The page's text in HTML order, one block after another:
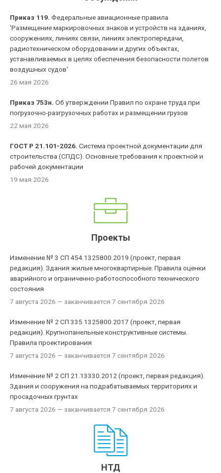
Приказ 119. Федеральные авиационные правила
'Размещение маркировочных знаков и устройств на зданиях,
сооружениях, линиях связи, линиях электропередачи,
радиотехническом оборудовании и других объектах,
устанавливаемых в целях обеспечения безопасности полетов
воздушных судов'
26 мая 2026
Приказ 753н. Об утверждении Правил по охране труда при
погрузочно-разгрузочных работах и размещении грузов
22 мая 2026
ГОСТ Р 21.101-2026. Система проектной документации для
строительства (СПДС). Основные требования к проектной и
рабочей документации
19 мая 2026
Проекты
Изменение № 3 СП 454.1325800.2019 (проект, первая
редакция). Здания жилые многоквартирные. Правила оценки
аварийного и ограниченно-работоспособного технического
состояния
7 августа 2026 — заканчивается 7 сентября 2026
Изменение № 2 СП 335.1325800.2017 (проект, первая
редакция). Крупнопанельные конструктивные системы.
Правила проектирования
7 августа 2026 — заканчивается 7 сентября 2026
Изменение № 2 СП 21.13330.2012 (проект, первая редакция).
Здания и сооружения на подрабатываемых территориях и
просадочных грунтах
7 августа 2026 — заканчивается 7 сентября 2026
НТД